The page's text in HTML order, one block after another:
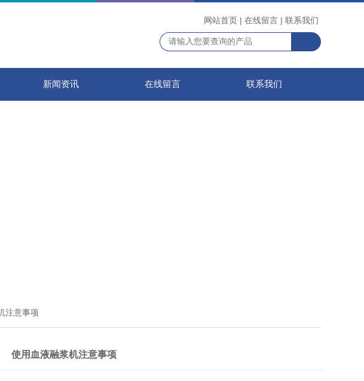
网站首页 | 在线留言 | 联系我们
新闻资讯 在线留言 联系我们
注意事项
使用血液融浆机注意事项